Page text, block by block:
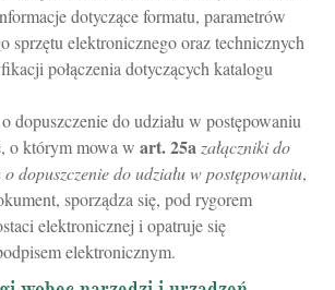
dotyczące formatu, parametrów
sprzętu elektronicznego oraz technicznych
połączenia dotyczących katalogu
dopuszczenie do udziału w postępowaniu
o którym mowa w art.25a załączniki do
dopuszczenie do udziału w postępowaniu,
sporządza się, pod rygorem
elektronicznej i opatruje się
elektronicznym.